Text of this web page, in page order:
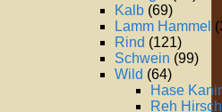
Kalb (69)
Lamm Hammel
Rind (121)
Schwein (99)
Wild (64)
Hase
Reh Hirsch